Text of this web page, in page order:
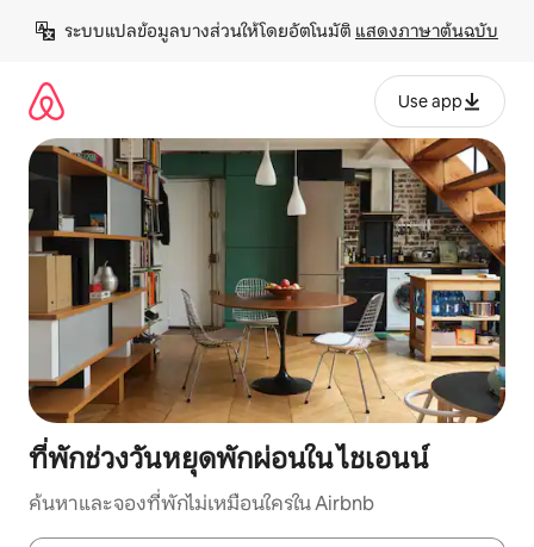
เนื้อหา
ระบบแปลข้อมูลบางส่วนให้โดยอัตโนมัติ แสดงภาษาต้นฉบับ
Use app
ที่พักช่วงวันหยุดพักผ่อนใน ไชเอนน์
ค้นหาและจองที่พักไม่เหมือนใครใน Airbnb